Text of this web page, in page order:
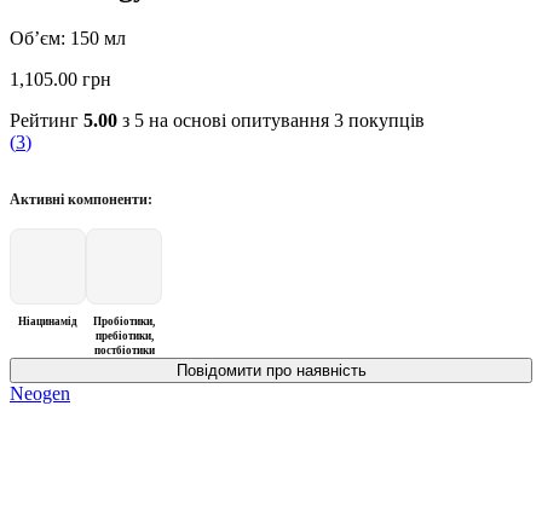
Об’єм: 150 мл
1,105.00 грн
Рейтинг 5.00 з 5 на основі опитування 3 покупців
(3)
Активні компоненти:
Ніацинамід
Пробіотики,
пребіотики,
постбіотики
Neogen